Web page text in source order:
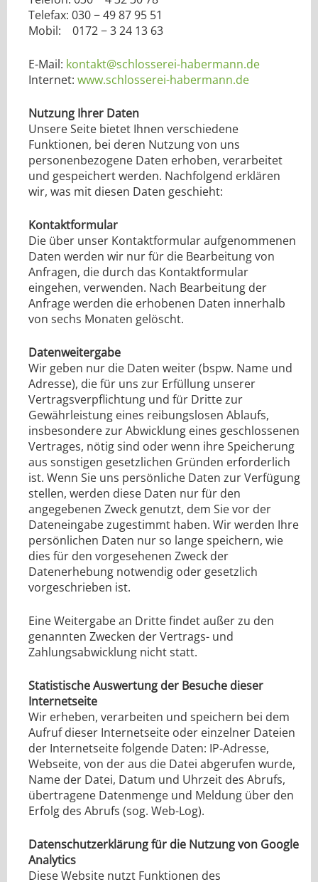
Telefax: 030 − 49 87 95 51
Mobil: 0172 − 3 24 13 63
E-Mail: kontakt@schlosserei-habermann.de
Internet: www.schlosserei-habermann.de
Nutzung Ihrer Daten
Unsere Seite bietet Ihnen verschiedene
Funktionen, bei deren Nutzung von uns
personenbezogene Daten erhoben, verarbeitet
und gespeichert werden. Nachfolgend erklären
wir, was mit diesen Daten geschieht:
Kontaktformular
Die über unser Kontaktformular aufgenommenen
Daten werden wir nur für die Bearbeitung von
Anfragen, die durch das Kontaktformular
eingehen, verwenden. Nach Bearbeitung der
Anfrage werden die erhobenen Daten innerhalb
von sechs Monaten gelöscht.
Datenweitergabe
Wir geben nur die Daten weiter (bspw. Name und
Adresse), die für uns zur Erfüllung unserer
Vertragsverpflichtung und für Dritte zur
Gewährleistung eines reibungslosen Ablaufs,
insbesondere zur Abwicklung eines geschlossenen
Vertrages, nötig sind oder wenn ihre Speicherung
aus sonstigen gesetzlichen Gründen erforderlich
ist. Wenn Sie uns persönliche Daten zur Verfügung
stellen, werden diese Daten nur für den
angegebenen Zweck genutzt, dem Sie vor der
Dateneingabe zugestimmt haben. Wir werden Ihre
persönlichen Daten nur so lange speichern, wie
dies für den vorgesehenen Zweck der
Datenerhebung notwendig oder gesetzlich
vorgeschrieben ist.
Eine Weitergabe an Dritte findet außer zu den
genannten Zwecken der Vertrags- und
Zahlungsabwicklung nicht statt.
Statistische Auswertung der Besuche dieser
Internetseite
Wir erheben, verarbeiten und speichern bei dem
Aufruf dieser Internetseite oder einzelner Dateien
der Internetseite folgende Daten: IP-Adresse,
Webseite, von der aus die Datei abgerufen wurde,
Name der Datei, Datum und Uhrzeit des Abrufs,
übertragene Datenmenge und Meldung über den
Erfolg des Abrufs (sog. Web-Log).
Datenschutzerklärung für die Nutzung von Google
Analytics
Diese Website nutzt Funktionen des